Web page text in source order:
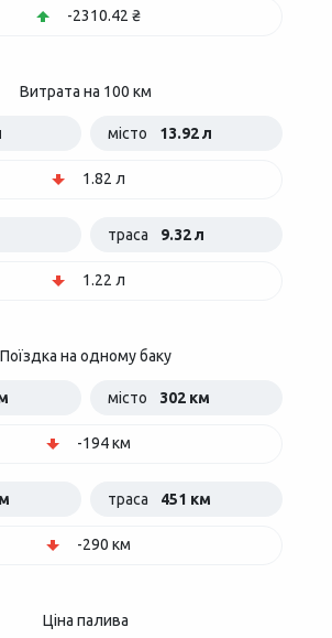
-2310.42 ₴
Витрата на 100 км
місто 13.92 л
1.82 л
траса 9.32 л
1.22 л
Поїздка на одному баку
місто 302 км
-194 км
траса 451 км
-290 км
Ціна палива